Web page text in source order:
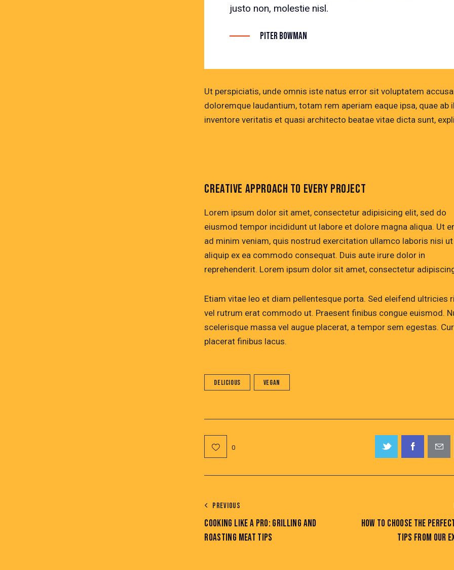
justo non, molestie nisl.
Piter Bowman
Ut perspiciatis, unde omnis iste natus error sit voluptatem
doloremque laudantium, totam rem aperiam eaque ipsa, quae ab
inventore veritatis et quasi architecto beatae vitae dicta sunt,
CREATIVE APPROACH TO EVERY PROJECT
Lorem ipsum dolor sit amet, consectetur adipisicing elit, sed do
eiusmod tempor incididunt ut labore et dolore magna aliqua. Ut
ad minim veniam, quis nostrud exercitation ullamco laboris nisi ut
aliquip ex ea commodo consequat. Duis aute irure dolor in
reprehenderit. Lorem ipsum dolor sit amet, consectetur
Etiam vitae leo et diam pellentesque porta. Sed eleifend ultricies
vel rutrum erat commodo ut. Praesent finibus congue euismod.
scelerisque massa vel augue placerat, a tempor sem egestas.
placerat finibus lacus.
Delicious Vegan
0
PREVIOUS
COOKING LIKE A PRO: GRILLING AND
ROASTING MEAT TIPS
HOW TO CHOOSE THE
TIPS FROM OUR